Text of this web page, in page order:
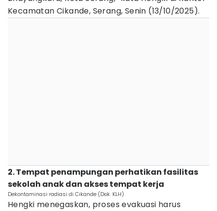
Kecamatan Cikande, Serang, Senin (13/10/2025).
2. Tempat penampungan perhatikan fasilitas
sekolah anak dan akses tempat kerja
Dekontaminasi radiasi di Cikande (Dok. KLH)
Hengki menegaskan, proses evakuasi harus